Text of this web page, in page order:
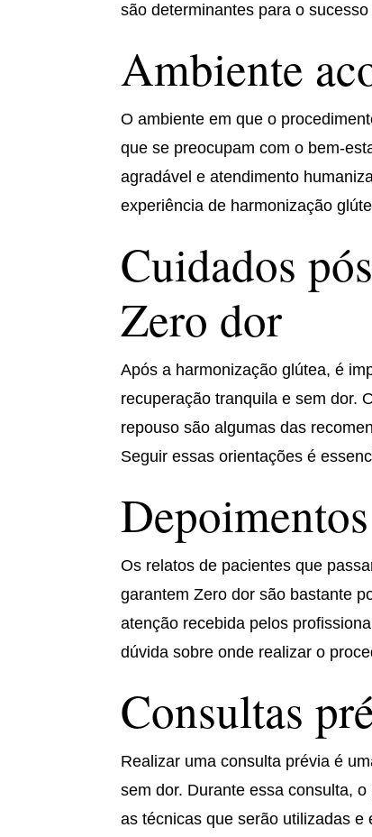
são determinantes para o
Ambiente
O ambiente em que o
que se preocupam com o bem-
agradável e atendimento
experiência de harmonização
Cuidados
Zero dor
Após a harmonização glútea, é
recuperação tranquila e sem dor.
repouso são algumas das
Seguir essas orientações é
Os relatos de pacientes que
garantem Zero dor são bastante
atenção recebida pelos
dúvida sobre onde realizar o
Consultas
Realizar uma consulta prévia é
sem dor. Durante essa consulta,
as técnicas que serão utilizadas